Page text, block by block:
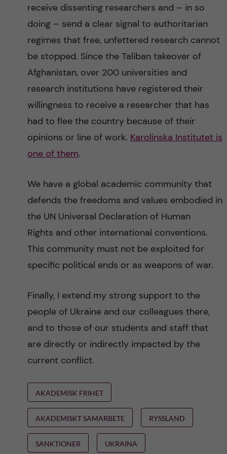
receive dissenting researchers and – in so
doing – send a clear signal to authoritarian
regimes that free, unfettered research cannot
be stopped. Since the Taliban takeover of
Afghanistan, over 200 universities and
research institutions have registered their
willingness to receive a researcher that has
had to flee the country because of their
opinions or line of work. Karolinska Institutet is
one of them.
We have a global academic community that
defends the freedoms and values embodied in
the UN Universal Declaration of Human
Rights and other international conventions.
This community must not be exploited for
specific political ends or as weapons of war.
Finally, I extend my strong support to the
people of Ukraine and our colleagues there,
and to those of our students and staff that
are directly or indirectly impacted by the
current conflict.
AKADEMISK FRIHET
AKADEMISKT SAMARBETE RYSSLAND
SANKTIONER UKRAINA